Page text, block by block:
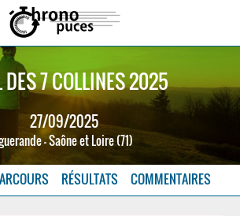
DES 7 COLLINES 2025
27/09/2025
- Saône et Loire (71)
RÉSULTATS COMMENTAIRES